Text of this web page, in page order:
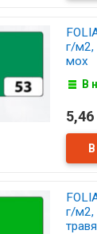
г/м2,
мох
В
г/м2,